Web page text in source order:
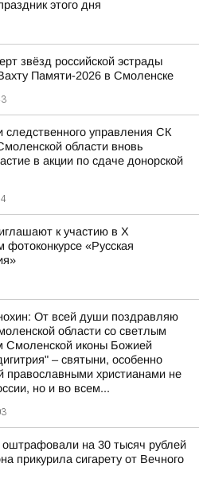
этого дня
звёзд российской эстрады
Памяти-2026 в Смоленске
следственного управления СК
области вновь
в акции по сдаче донорской
к участию в X
«Русская
От всей души поздравляю
области со светлым
Смоленской иконы Божией
– святыни, особенно
православными христианами не
но и во всем...
на 30 тысяч рублей
прикурила сигарету от Вечного